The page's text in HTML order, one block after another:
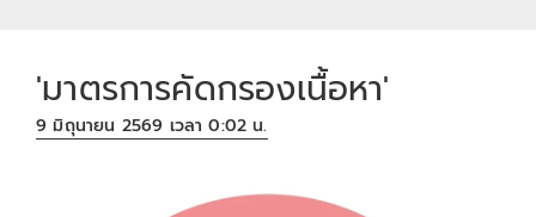
'มาตรการคัดกรองเนื้อหา'
9 มิถุนายน 2569 เวลา 0:02 น.